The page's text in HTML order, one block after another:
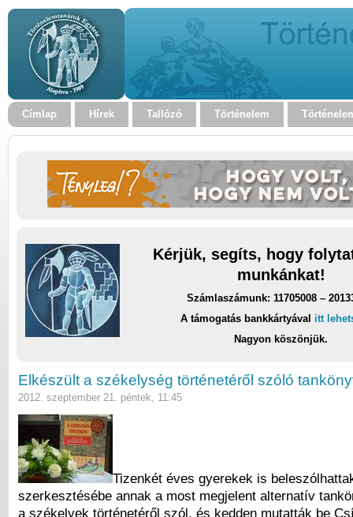
Címlap Hírek Tallózó Történelem
Kérjük, segíts, hogy
munkánkat!
Számlaszámunk: 11705008 –
A támogatás bankkártyával itt
Nagyon köszönjük.
Elkészült a székelység történetéről szóló
2012. szeptember 21. péntek, 11:45
Tizenkét éves gyerekek is
szerkesztésébe annak a most megjelent alternatív
a székelyek történetéről szól, és kedden mutatták be